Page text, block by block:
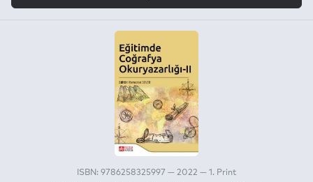
ISBN: 9786258325997 — 2022 — 1. Print